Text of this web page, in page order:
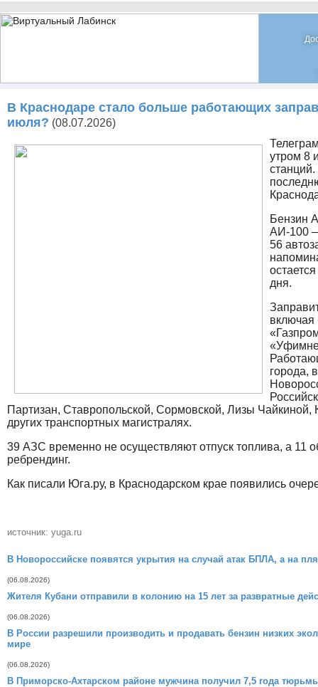
В Краснодаре стало больше работающих
июля? (08.07.2026)
утром 8
Бензин
АИ-100
56
дня.
включая
города,
Партизан, Ставропольской, Сормовской, Лизы
других транспортных магистралях.
39 АЗС временно не осуществляют отпуск топлива, а 11
ребрендинг.
Как писали Юга.ру, в Краснодарском крае появились
источник: yuga.ru
В Новороссийске появятся укрытия на случай атак БПЛА, а на
(06.08.2026)
Жителя Кубани отправили в колонию на 15 лет за развратные
(06.08.2026)
В России разрешили производить и продавать бензин низких
мире
(06.08.2026)
В Приморско-Ахтарском районе мужчина получил 7,5 года